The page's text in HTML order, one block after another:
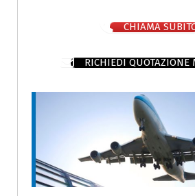
CHIAMA
RICHIEDI QUOTAZIONE